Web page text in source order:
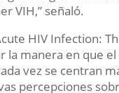
VIH,” señaló.
HIV Infection:
manera en que
vez se centran
percepciones